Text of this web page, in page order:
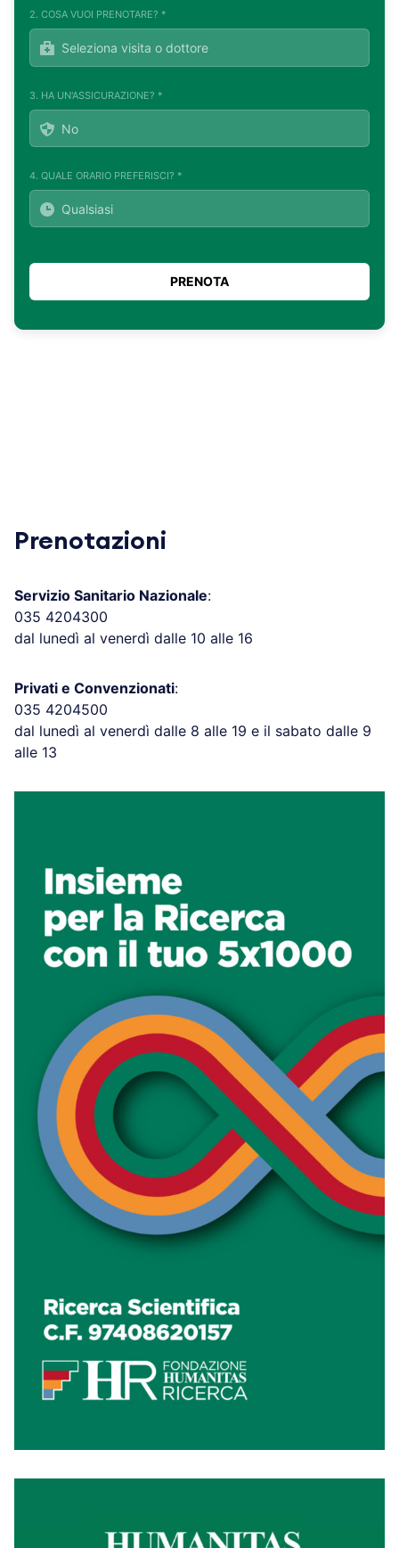
2. COSA VUOI PRENOTARE? *
3. HA UN'ASSICURAZIONE? *
4. QUALE ORARIO PREFERISCI? *
Prenotazioni
Servizio Sanitario Nazionale:
035 4204300
dal lunedì al venerdì dalle 10 alle 16
Privati e Convenzionati:
035 4204500
dal lunedì al venerdì dalle 8 alle 19 e il sabato dalle 9
alle 13